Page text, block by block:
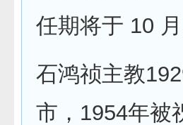
任期将于 10 月
石鸿祯主教
市，1954年被